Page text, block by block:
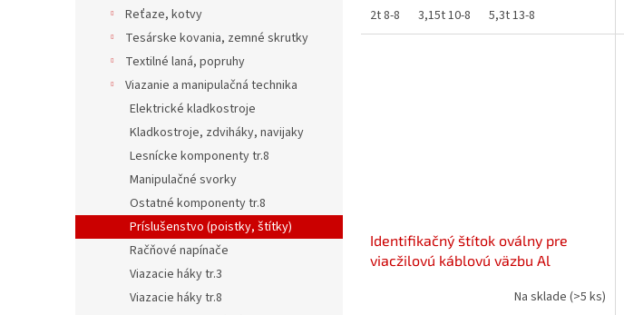
Reťaze, kotvy
Tesárske kovania, zemné skrutky
Textilné laná, popruhy
Viazanie a manipulačná technika
Elektrické kladkostroje
Kladkostroje, zdviháky, navijaky
Lesnícke komponenty tr.8
Manipulačné svorky
Ostatné komponenty tr.8
Príslušenstvo (poistky, štítky)
Račňové napínače
Viazacie háky tr.3
Viazacie háky tr.8
2t 8-8 3,15t 10-8 5,3t 13-8
Identifikačný štítok oválny pre
viacžilovú káblovú väzbu Al
Na sklade (>5 ks)